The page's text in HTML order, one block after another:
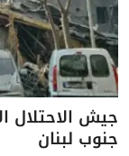
جنوب لبنان